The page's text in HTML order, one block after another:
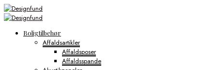
Boligtilbehør
Affaldsartikler
Affaldsposer
Affaldsspande